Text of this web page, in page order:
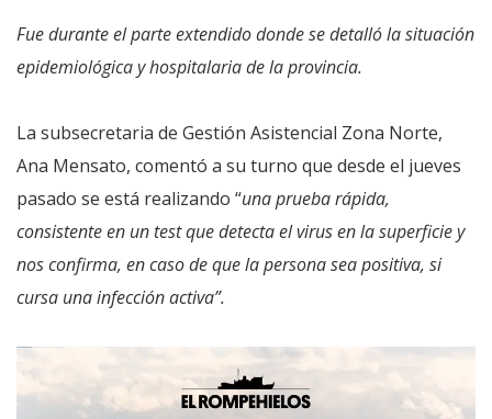
Fue durante el parte extendido donde se detalló la situación
epidemiológica y hospitalaria de la provincia.
La subsecretaria de Gestión Asistencial Zona Norte,
Ana Mensato, comentó a su turno que desde el jueves
pasado se está realizando “una prueba rápida,
consistente en un test que detecta el virus en la superficie y
nos confirma, en caso de que la persona sea positiva, si
cursa una infección activa”.